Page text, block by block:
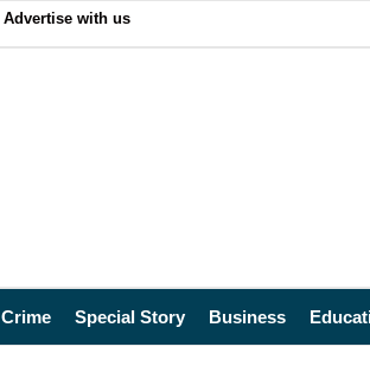
Advertise with us
Crime Special Story Business